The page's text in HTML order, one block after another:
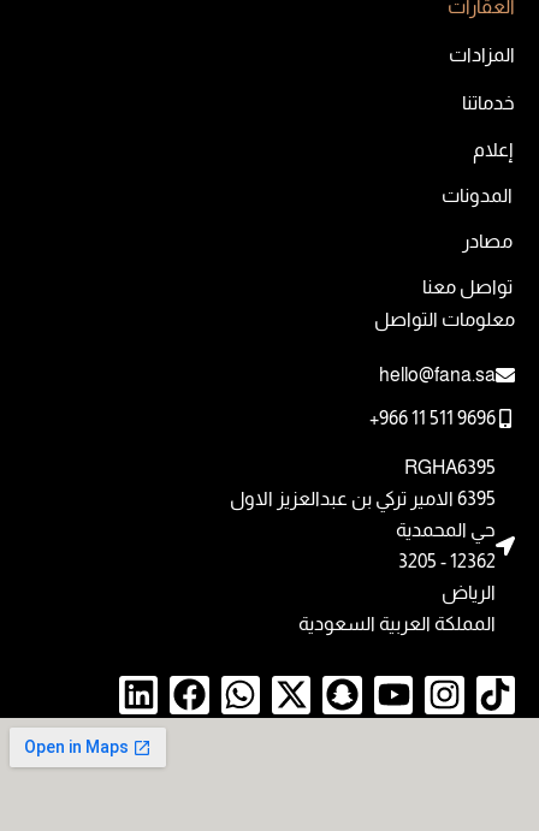
معلومات التواصل
hello@fana.sa
+966 11 511 9696
RGHA6395
6395 الامير تركي بن عبدالعزيز الاول
حي المحمدية
12362 - 3205
الرياض
المملكة العربية السعودية
العقارات
المزادات
خدماتنا
إعلام
المدونات
مصادر
تواصل معنا